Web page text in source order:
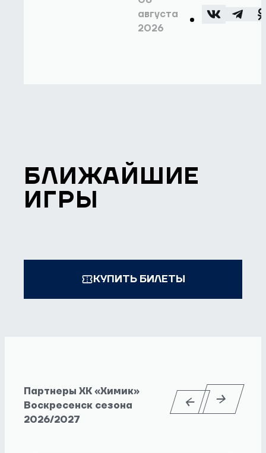
августа
2026
БЛИЖАЙШИЕ
ИГРЫ
КУПИТЬ БИЛЕТЫ
Партнеры ХК «Химик»
Воскресенск сезона
2026/2027